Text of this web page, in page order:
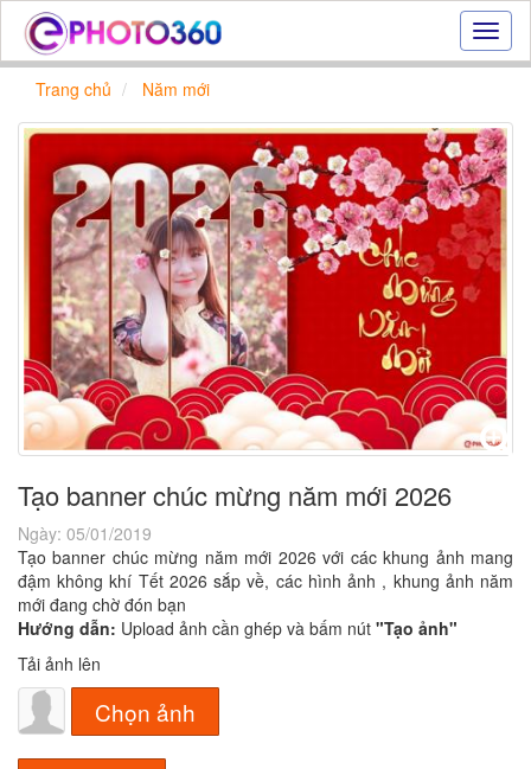
Hiệu
ứng
|
Tạo
ảnh
đẹp
trực
tuyến,
tạo
Trang chủ Năm mới
Tạo banner chúc mừng năm mới 2026
Ngày: 05/01/2019
Tạo banner chúc mừng năm mới 2026 với các khung ảnh mang
đậm không khí Tết 2026 sắp về, các hình ảnh , khung ảnh năm
mới đang chờ đón bạn
Hướng dẫn: Upload ảnh cần ghép và bấm nút "Tạo ảnh"
Tải ảnh lên
Chọn ảnh